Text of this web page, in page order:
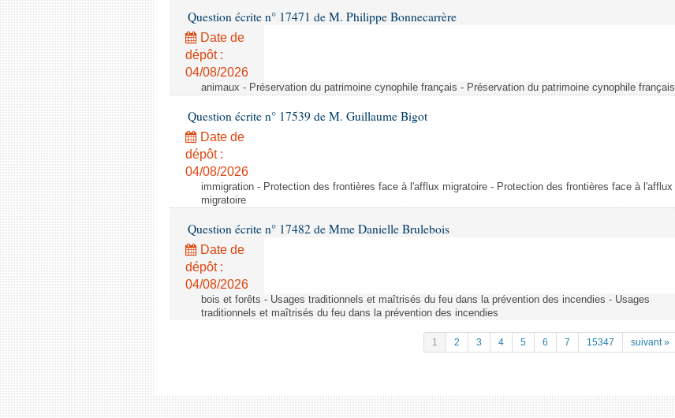
Question écrite n° 17471 de M. Philippe Bonnecarrère
Date de
dépôt :
04/08/2026
animaux - Préservation du patrimoine cynophile français - Préservation du patrimoine cynophile français
Question écrite n° 17539 de M. Guillaume Bigot
Date de
dépôt :
04/08/2026
immigration - Protection des frontières face à l'afflux migratoire - Protection des frontières face à l'afflux
migratoire
Question écrite n° 17482 de Mme Danielle Brulebois
Date de
dépôt :
04/08/2026
bois et forêts - Usages traditionnels et maîtrisés du feu dans la prévention des incendies - Usages
traditionnels et maîtrisés du feu dans la prévention des incendies
1 2 3 4 5 6 7 15347 suivant »